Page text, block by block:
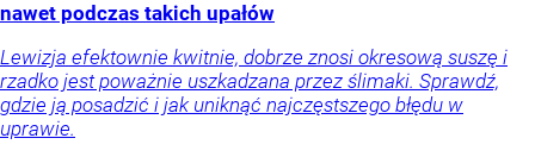
nawet podczas takich upałów
Lewizja efektownie kwitnie, dobrze znosi okresową suszę i
rzadko jest poważnie uszkadzana przez ślimaki. Sprawdź,
gdzie ją posadzić i jak uniknąć najczęstszego błędu w
uprawie.